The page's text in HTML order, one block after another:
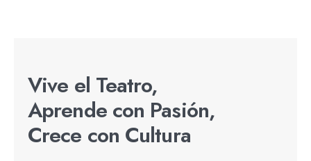
Vive el Teatro,
Aprende con Pasión,
Crece con Cultura